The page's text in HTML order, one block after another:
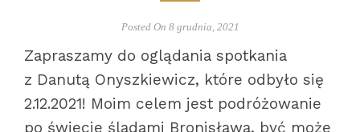
Posted On 8 grudnia, 2021
Zapraszamy do oglądania spotkania
z Danutą Onyszkiewicz, które odbyło się
2.12.2021! Moim celem jest podróżowanie
po świecie śladami Bronisława, być może